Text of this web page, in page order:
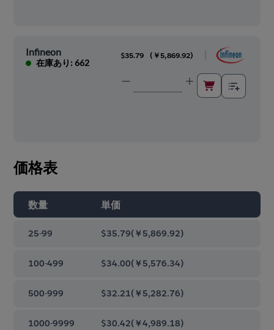
Infineon
在庫あり: 662
$35.79 ( ￥5,869.92)
価格表
数量 単価
25-99 $35.79(￥5,869.92)
100-499 $34.00(￥5,576.34)
500-999 $32.21(￥5,282.76)
1000-9999 $30.42(￥4,989.18)